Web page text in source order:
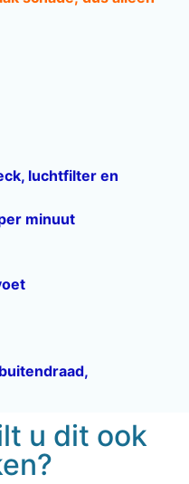
luchtfilter en
minuut
u dit ook